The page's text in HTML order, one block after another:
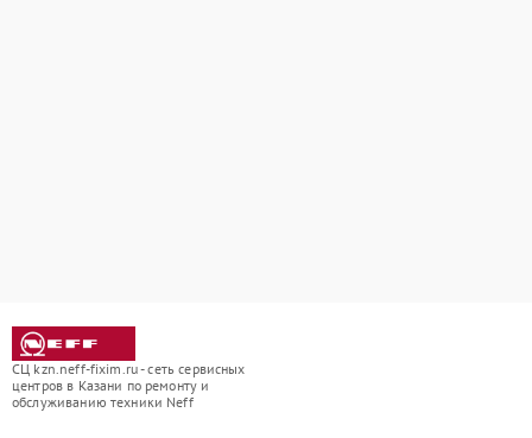
СЦ kzn.neff-fixim.ru - сеть сервисных
центров в Казани по ремонту и
обслуживанию техники Neff